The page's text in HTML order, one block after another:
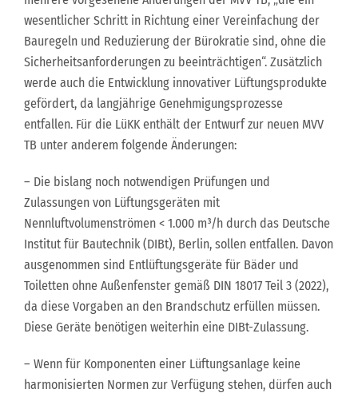
wesentlicher Schritt in Richtung einer Vereinfachung der
Bauregeln und Reduzierung der Bürokratie sind, ohne die
Sicherheitsanforderungen zu beeinträchtigen“. Zusätzlich
werde auch die Entwicklung innovativer Lüftungsprodukte
gefördert, da langjährige Genehmigungsprozesse
entfallen. Für die LüKK enthält der Entwurf zur neuen MVV
TB unter anderem folgende Änderungen:
– Die bislang noch notwendigen Prüfungen und
Zulassungen von Lüftungsgeräten mit
Nennluftvolumenströmen < 1.000 m³/h durch das Deutsche
Institut für Bautechnik (DIBt), Berlin, sollen entfallen. Davon
ausgenommen sind Entlüftungsgeräte für Bäder und
Toiletten ohne Außenfenster gemäß DIN 18017 Teil 3 (2022),
da diese Vorgaben an den Brandschutz erfüllen müssen.
Diese Geräte benötigen weiterhin eine DIBt-Zulassung.
– Wenn für Komponenten einer Lüftungsanlage keine
harmonisierten Normen zur Verfügung stehen, dürfen auch